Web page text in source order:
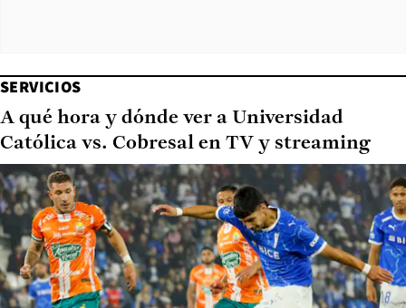
SERVICIOS
A qué hora y dónde ver a Universidad
Católica vs. Cobresal en TV y streaming